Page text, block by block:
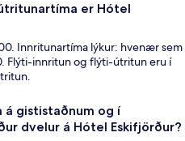
er Hótel
Innritunartíma lýkur: hvenær sem
Flýti-innritun og flýti-útritun eru í
gististaðnum og í
dvelur á Hótel Eskifjörður?